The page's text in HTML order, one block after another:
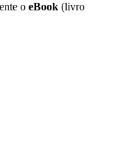
o eBook (livro